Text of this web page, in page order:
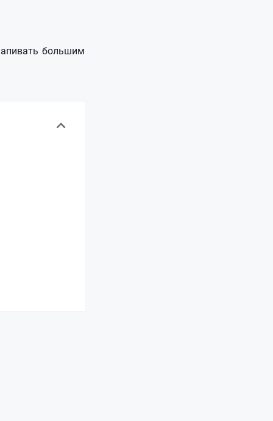
большим